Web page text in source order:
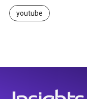
youtube